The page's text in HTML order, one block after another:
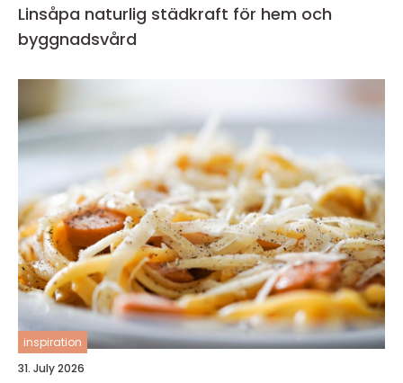
Linsåpa naturlig städkraft för hem och
byggnadsvård
inspiration
31. July 2026